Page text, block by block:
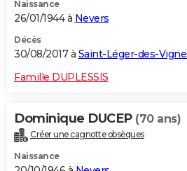
Naissance
26/01/1944 à Nevers
Décès
30/08/2017 à Saint-Léger-des-
Famille DUPLESSIS
Dominique DUCEP (70 ans)
Créer une cagnotte obsèques
Naissance